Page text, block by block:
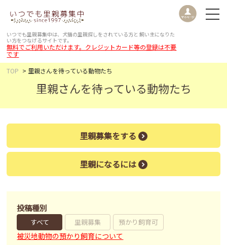
いつでも里親募集中は、犬猫の里親探しをされている方と 飼い主になりた
い方をつなげるサイトです。
無料でご利用いただけます。クレジットカード等の登録は不要
です
TOP
里親さんを待っている動物たち
里親さんを待っている動物たち
里親募集をする
里親になるには
投稿種別
すべて 里親募集 預かり飼育可
被災地動物の預かり飼育について